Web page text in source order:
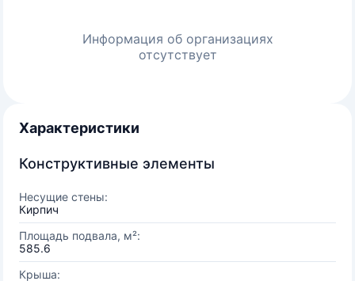
Информация об организациях
отсутствует
Характеристики
Конструктивные элементы
Несущие стены:
Кирпич
Площадь подвала, м²:
585.6
Крыша: